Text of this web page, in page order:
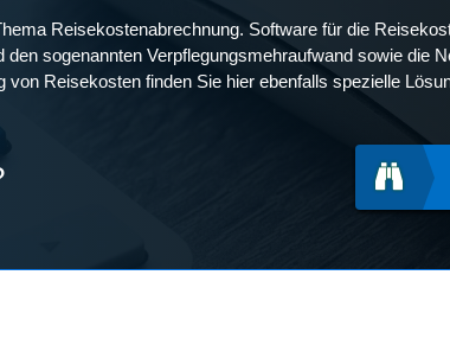
Reisekostenabrechnung. Software für die
sogenannten Verpflegungsmehraufwand sowie die
Reisekosten finden Sie hier ebenfalls spezielle